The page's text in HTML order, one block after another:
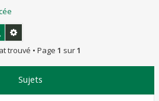
h
Rechercher
trouvé • Page 1 sur1
Sujets